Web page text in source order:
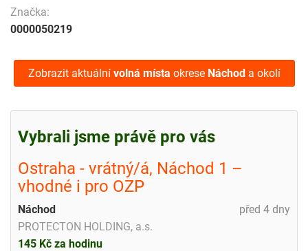
Značka:
0000050219
Zobrazit aktuální volná místa okrese Náchoda okolí
Vybrali jsme právě pro vás
Ostraha - vrátný/á, Náchod 1 –
vhodné i pro OZP
před 4 dny
Náchod
PROTECTON HOLDING, a.s.
145 Kč za hodinu